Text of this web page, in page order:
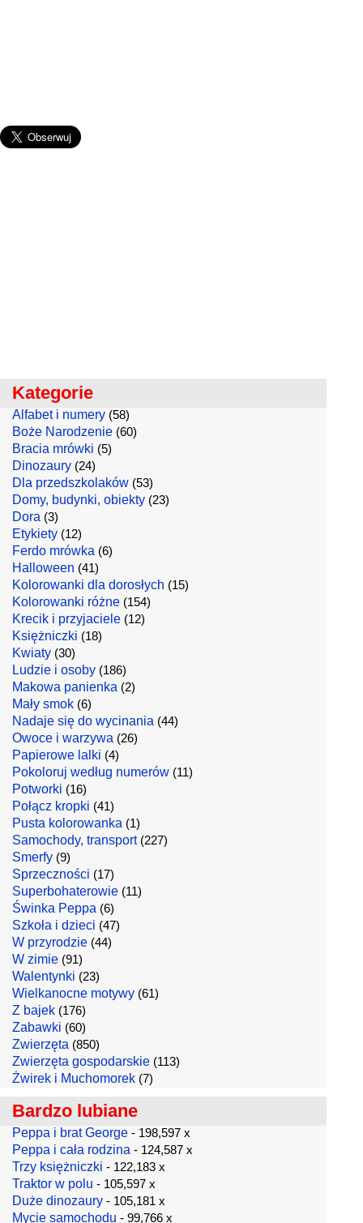
Kategorie
Alfabet i numery (58)
Boże Narodzenie (60)
Bracia mrówki (5)
Dinozaury (24)
Dla przedszkolaków (53)
Domy, budynki, obiekty (23)
Dora (3)
Etykiety (12)
Ferdo mrówka (6)
Halloween (41)
Kolorowanki dla dorosłych (15)
Kolorowanki różne (154)
Krecik i przyjaciele (12)
Księżniczki (18)
Kwiaty (30)
Ludzie i osoby (186)
Makowa panienka (2)
Mały smok (6)
Nadaje się do wycinania (44)
Owoce i warzywa (26)
Papierowe lalki (4)
Pokoloruj według numerów (11)
Potworki (16)
Połącz kropki (41)
Pusta kolorowanka (1)
Samochody, transport(227)
Smerfy (9)
Sprzeczności (17)
Superbohaterowie (11)
Świnka Peppa (6)
Szkoła i dzieci (47)
W przyrodzie (44)
W zimie (91)
Walentynki (23)
Wielkanocne motywy (61)
Z bajek (176)
Zabawki (60)
Zwierzęta (850)
Zwierzęta gospodarskie (113)
Żwirek i Muchomorek (7)
Bardzo lubiane
Peppa i brat George - 198,597 x
Peppa i cała rodzina - 124,587 x
Trzy księżniczki - 122,183 x
Traktor w polu - 105,597 x
Duże dinozaury - 105,181 x
Mycie samochodu - 99,766 x